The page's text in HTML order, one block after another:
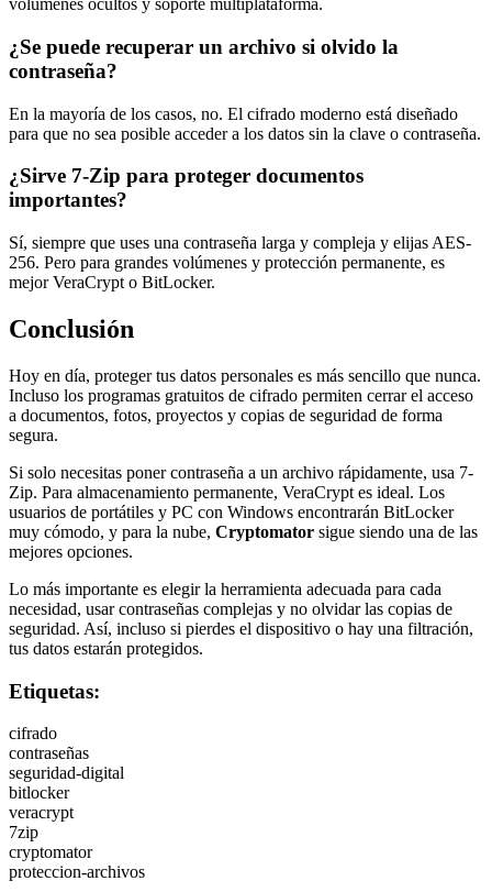
volúmenes ocultos y soporte multiplataforma.
¿Se puede recuperar un archivo si olvido la
contraseña?
En la mayoría de los casos, no. El cifrado moderno está diseñado
para que no sea posible acceder a los datos sin la clave o contraseña.
¿Sirve 7-Zip para proteger documentos
importantes?
Sí, siempre que uses una contraseña larga y compleja y elijas AES-
256. Pero para grandes volúmenes y protección permanente, es
mejor VeraCrypt o BitLocker.
Conclusión
Hoy en día, proteger tus datos personales es más sencillo que nunca.
Incluso los programas gratuitos de cifrado permiten cerrar el acceso
a documentos, fotos, proyectos y copias de seguridad de forma
segura.
Si solo necesitas poner contraseña a un archivo rápidamente, usa 7-
Zip. Para almacenamiento permanente, VeraCrypt es ideal. Los
usuarios de portátiles y PC con Windows encontrarán BitLocker
muy cómodo, y para la nube, Cryptomator sigue siendo una de las
mejores opciones.
Lo más importante es elegir la herramienta adecuada para cada
necesidad, usar contraseñas complejas y no olvidar las copias de
seguridad. Así, incluso si pierdes el dispositivo o hay una filtración,
tus datos estarán protegidos.
Etiquetas:
cifrado
contraseñas
seguridad-digital
bitlocker
veracrypt
7zip
cryptomator
proteccion-archivos